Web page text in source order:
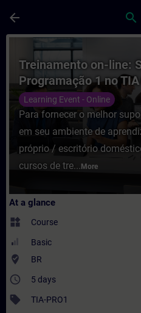
arrow_back search
Course -
Treinamento on-line:
Programação 1 no
Learning Event - Online
Para fornecer o melhor
em seu ambiente de
próprio / escritório
cursos de tre... More
At a glance
widgets Course
Basic
where_to_vote BR
access_time 5 days
sell TIA-PRO1